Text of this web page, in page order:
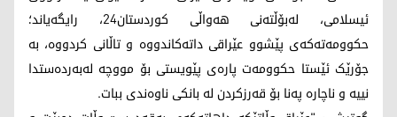
ئیسلامی، لەبۆڵتەنی هەواڵی کوردستان24، رایگەیاند؛
حکوومەتەکەی پێشوو عێراقی داتەکاندووە و تاڵانی کردووە، بە
جۆرێک ئێستا حکوومەت پارەی پێویستی بۆ مووچە لەبەردەستدا
نییە و ناچارە پەنا بۆ قەرزکردن لە بانکی ناوەندی ببات.